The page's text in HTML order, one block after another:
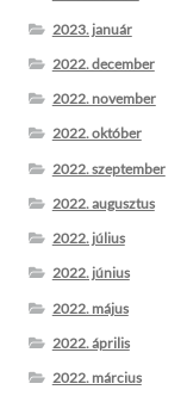
2023. január
2022. december
2022. november
2022. október
2022. szeptember
2022. augusztus
2022. július
2022. június
2022. május
2022. április
2022. március